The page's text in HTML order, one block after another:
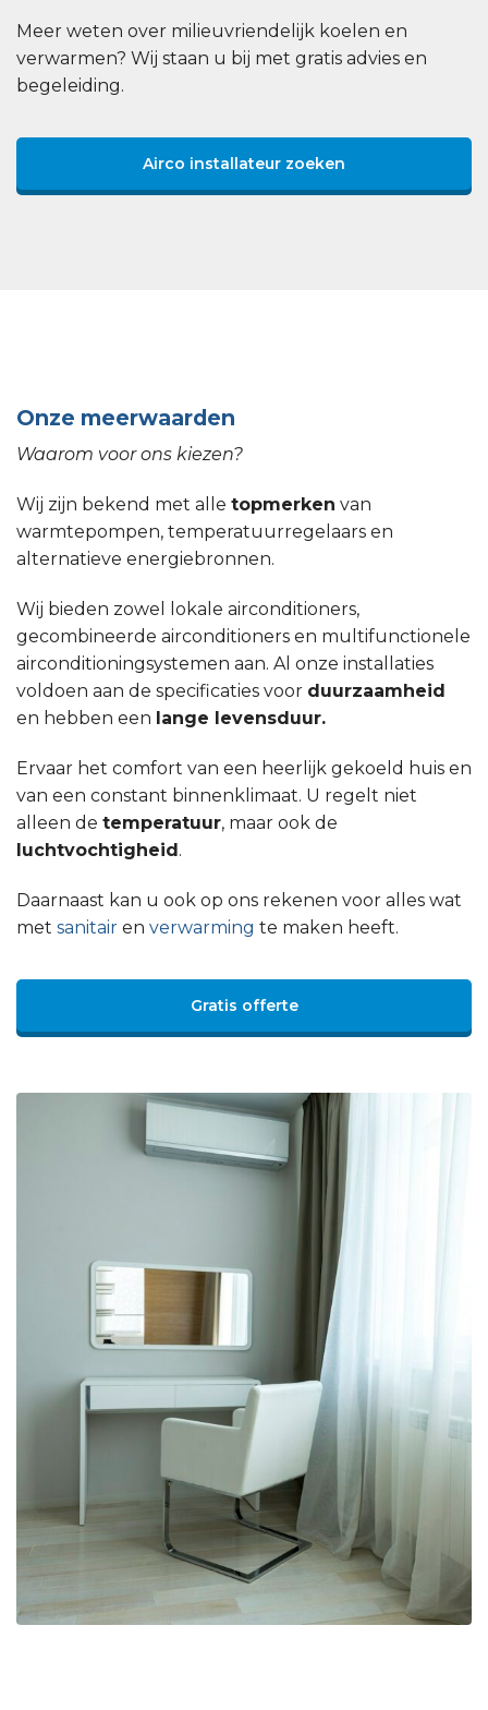
Meer weten over milieuvriendelijk koelen en
verwarmen? Wij staan u bij met gratis advies en
begeleiding.
Airco installateur zoeken
Onze meerwaarden
Waarom voor ons kiezen?
Wij zijn bekend met alle topmerken van
warmtepompen, temperatuurregelaars en
alternatieve energiebronnen.
Wij bieden zowel lokale airconditioners,
gecombineerde airconditioners en multifunctionele
airconditioningsystemen aan. Al onze installaties
voldoen aan de specificaties voor duurzaamheid
en hebben een lange levensduur.
Ervaar het comfort van een heerlijk gekoeld huis en
van een constant binnenklimaat. U regelt niet
alleen de temperatuur, maar ook de
luchtvochtigheid.
Daarnaast kan u ook op ons rekenen voor alles wat
met sanitair en verwarming te maken heeft.
Gratis offerte